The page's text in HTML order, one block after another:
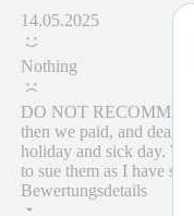
14.05.2025
Nothing
DO NOT
then we paid, and
holiday and sick day.
to sue them as I have
Bewertungsdetails